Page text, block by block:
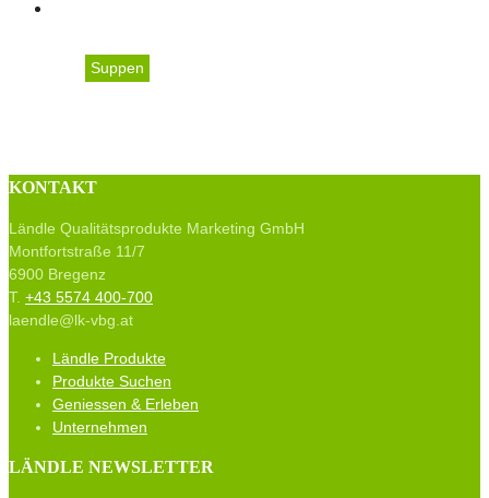
Suppen
KONTAKT
Ländle Qualitätsprodukte Marketing GmbH
Montfortstraße 11/7
6900 Bregenz
T. +43 5574 400-700
laendle@lk-vbg.at
Ländle Produkte
Produkte Suchen
Geniessen & Erleben
Unternehmen
LÄNDLE NEWSLETTER